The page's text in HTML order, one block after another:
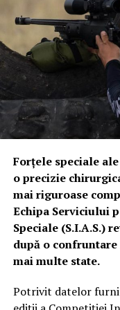
Forțele speciale
o precizie
mai riguroase
Echipa Serviciului
Speciale (S.I.A.S.)
după o
mai multe state.
Potrivit datelor